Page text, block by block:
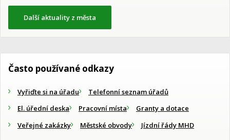
Další aktuality z města
Často používané odkazy
Vyřiďte si na úřadu
Telefonní seznam úřadů
El. úřední deska
Pracovní místa
Granty a dotace
Veřejné zakázky
Městské obvody Jízdní řády MHD